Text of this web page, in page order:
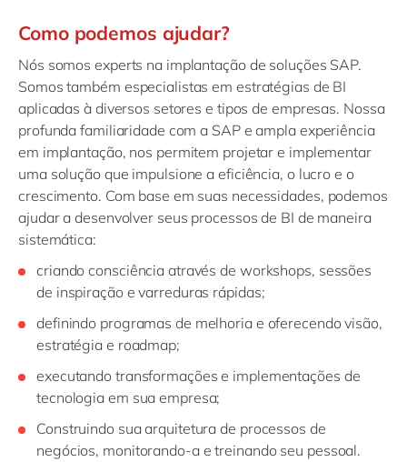
Como podemos ajudar?
Nós somos experts na implantação de soluções SAP.
Somos também especialistas em estratégias de BI
aplicadas à diversos setores e tipos de empresas. Nossa
profunda familiaridade com a SAP e ampla experiência
em implantação, nos permitem projetar e implementar
uma solução que impulsione a eficiência, o lucro e o
crescimento. Com base em suas necessidades, podemos
ajudar a desenvolver seus processos de BI de maneira
sistemática:
criando consciência através de workshops, sessões
de inspiração e varreduras rápidas;
definindo programas de melhoria e oferecendo visão,
estratégia e roadmap;
executando transformações e implementações de
tecnologia em sua empresa;
Construindo sua arquitetura de processos de
negócios, monitorando-a e treinando seu pessoal.